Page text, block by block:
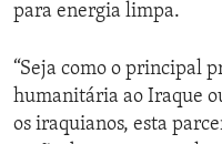
para energia limpa.
“Seja como o principal
humanitária ao Iraque
os iraquianos, esta